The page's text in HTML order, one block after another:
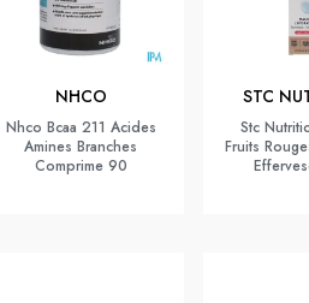
NHCO
Nhco Bcaa 211 Acides
Amines Branches
Comprime 90
STC
Stc
Fruits